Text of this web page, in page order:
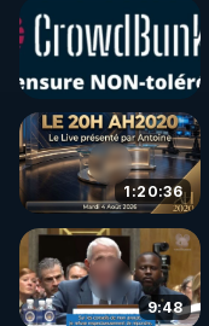
http://rgnr.li/news
🌱 VIDÉOS NON
Toutes les vidéos
http://rgnr.li/odysee
🌱 LES STAGES
http://rgnr.li/stages
1:20:36
9:48